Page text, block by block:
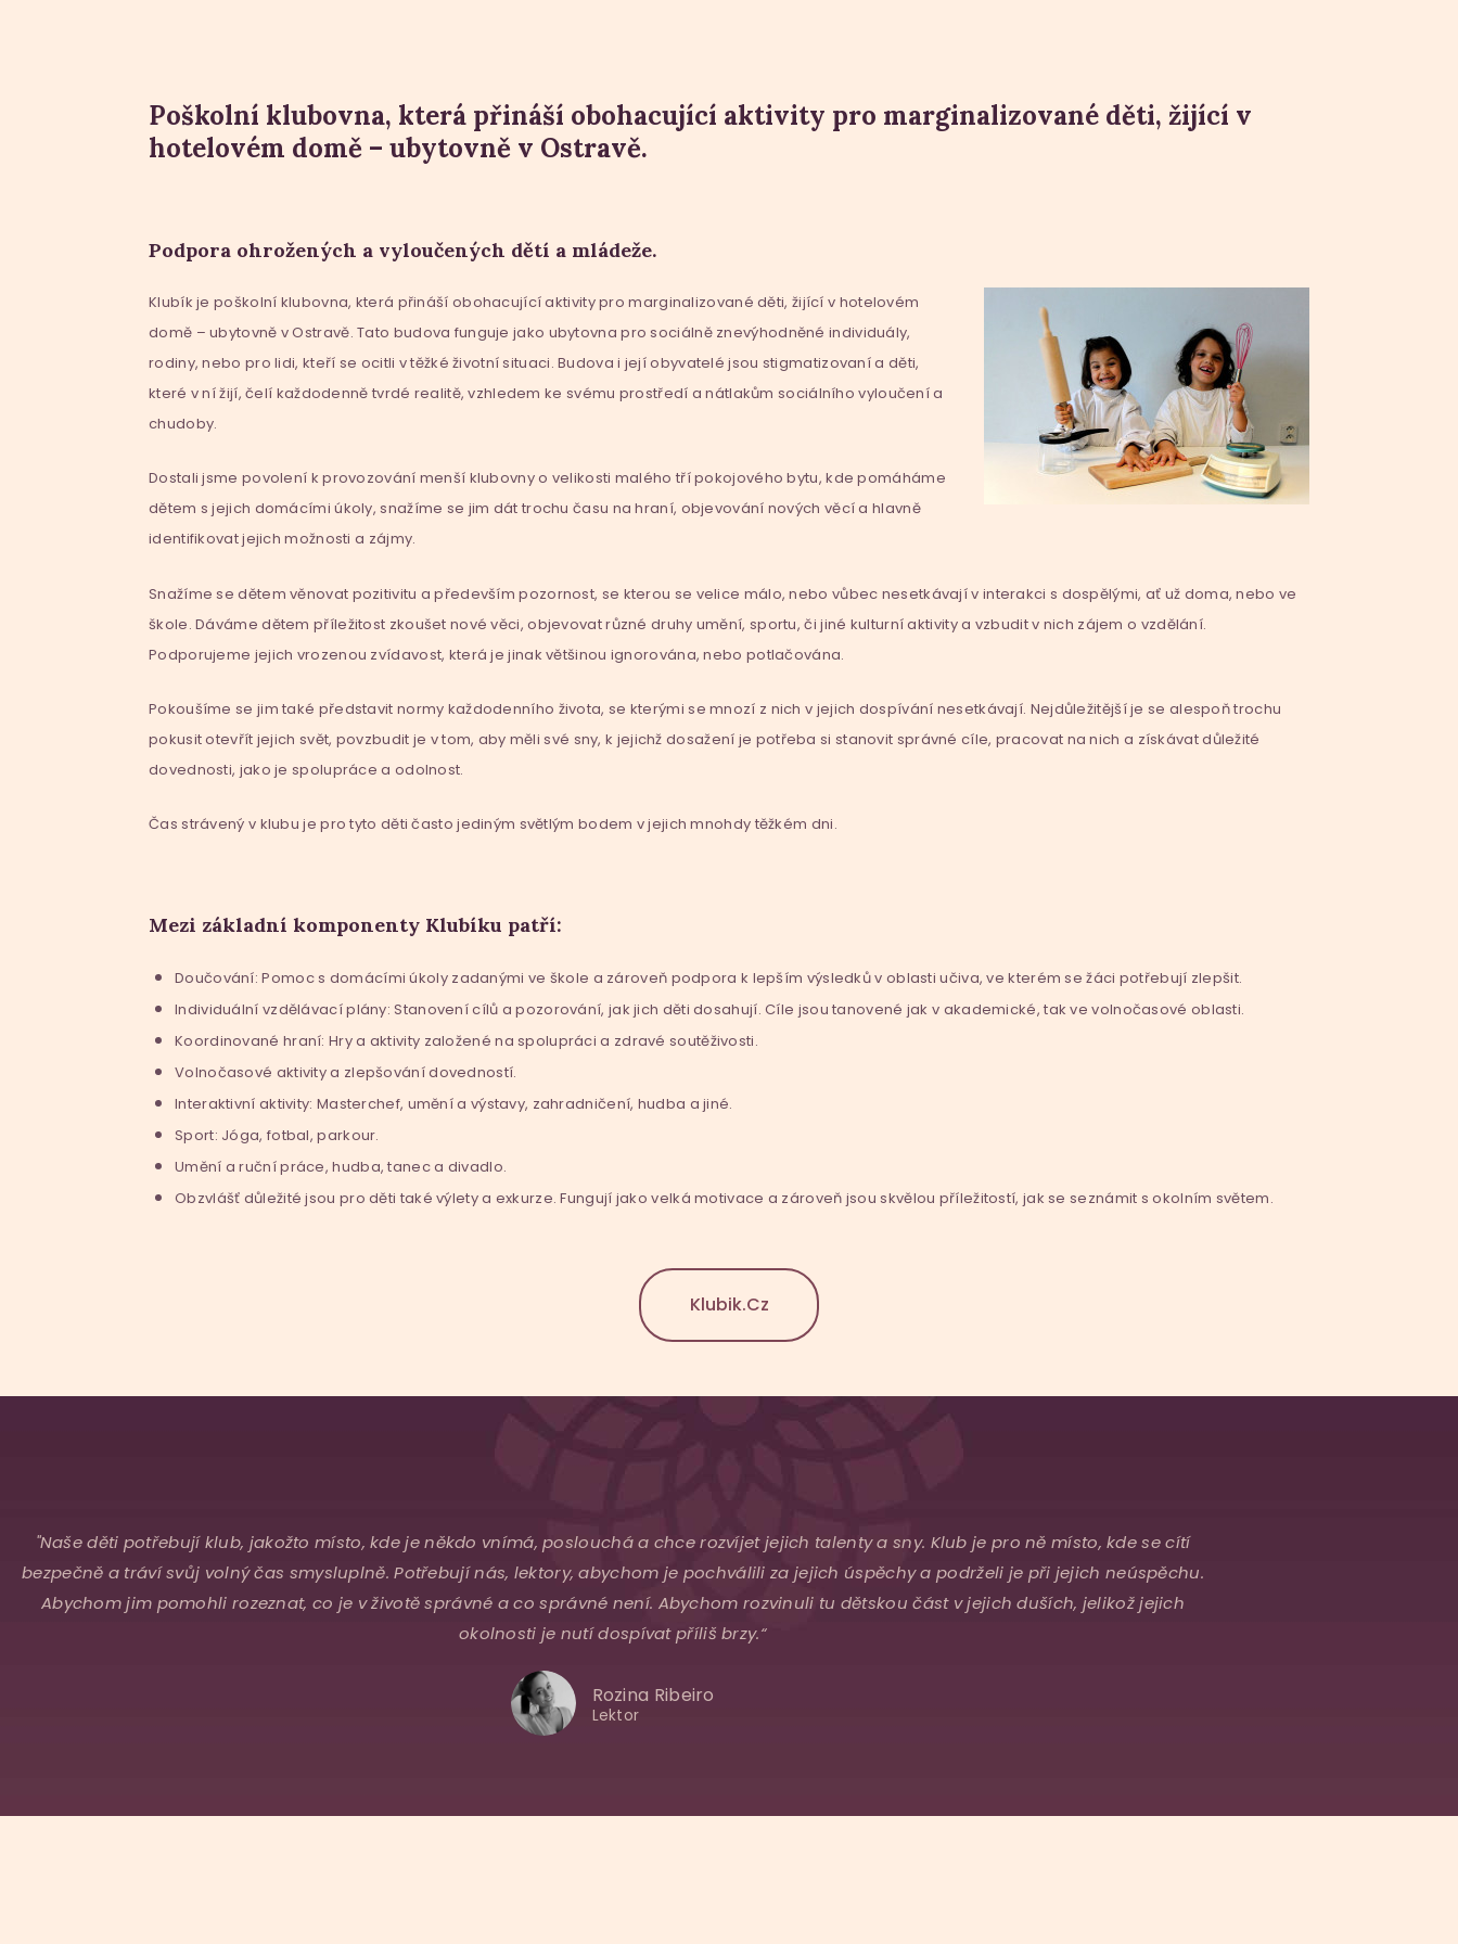
Poškolní klubovna, která přináší obohacující aktivity pro marginalizované děti, žijící v
hotelovém domě – ubytovně v Ostravě.
Podpora ohrožených a vyloučených dětí a mládeže.
Klubík je poškolní klubovna, která přináší obohacující aktivity pro marginalizované děti, žijící v hotelovém
domě – ubytovně v Ostravě. Tato budova funguje jako ubytovna pro sociálně znevýhodněné individuály,
rodiny, nebo pro lidi, kteří se ocitli v těžké životní situaci. Budova i její obyvatelé jsou stigmatizovaní a děti,
které v ní žijí, čelí každodenně tvrdé realitě, vzhledem ke svému prostředí a nátlakům sociálního vyloučení a
chudoby.
Dostali jsme povolení k provozování menší klubovny o velikosti malého tří pokojového bytu, kde pomáháme
dětem s jejich domácími úkoly, snažíme se jim dát trochu času na hraní, objevování nových věcí a hlavně
identifikovat jejich možnosti a zájmy.
Snažíme se dětem věnovat pozitivitu a především pozornost, se kterou se velice málo, nebo vůbec nesetkávají v interakci s dospělými, ať už doma, nebo ve
škole. Dáváme dětem příležitost zkoušet nové věci, objevovat různé druhy umění, sportu, či jiné kulturní aktivity a vzbudit v nich zájem o vzdělání.
Podporujeme jejich vrozenou zvídavost, která je jinak většinou ignorována, nebo potlačována.
Pokoušíme se jim také představit normy každodenního života, se kterými se mnozí z nich v jejich dospívání nesetkávají. Nejdůležitější je se alespoň trochu
pokusit otevřít jejich svět, povzbudit je v tom, aby měli své sny, k jejichž dosažení je potřeba si stanovit správné cíle, pracovat na nich a získávat důležité
dovednosti, jako je spolupráce a odolnost.
Čas strávený v klubu je pro tyto děti často jediným světlým bodem v jejich mnohdy těžkém dni.
Mezi základní komponenty Klubíku patří:
Doučování: Pomoc s domácími úkoly zadanými ve škole a zároveň podpora k lepším výsledků v oblasti učiva, ve kterém se žáci potřebují zlepšit.
Individuální vzdělávací plány: Stanovení cílů a pozorování, jak jich děti dosahují. Cíle jsou tanovené jak v akademické, tak ve volnočasové oblasti.
Koordinované hraní: Hry a aktivity založené na spolupráci a zdravé soutěživosti.
Volnočasové aktivity a zlepšování dovedností.
Interaktivní aktivity: Masterchef, umění a výstavy, zahradničení, hudba a jiné.
Sport: Jóga, fotbal, parkour.
Umění a ruční práce, hudba, tanec a divadlo.
Obzvlášť důležité jsou pro děti také výlety a exkurze. Fungují jako velká motivace a zároveň jsou skvělou příležitostí, jak se seznámit s okolním světem.
Klubik.cz
"Naše děti potřebují klub, jakožto místo, kde je někdo vnímá, poslouchá a chce rozvíjet jejich talenty a sny. Klub je pro ně místo, kde se cítí
bezpečně a tráví svůj volný čas smysluplně. Potřebují nás, lektory, abychom je pochválili za jejich úspěchy a podrželi je při jejich neúspěchu.
Abychom jim pomohli rozeznat, co je v životě správné a co správné není. Abychom rozvinuli tu dětskou část v jejich duších, jelikož jejich
okolnosti je nutí dospívat příliš brzy.“
Rozina Ribeiro
Lektor